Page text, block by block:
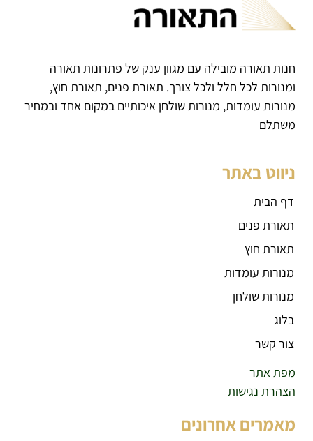
חנות תאורה מובילה עם מגוון ענק של פתרונות תאורה
ומנורות לכל חלל ולכל צורך. תאורת פנים, תאורת חוץ,
מנורות עומדות, מנורות שולחן איכותיים במקום אחד ובמחיר
משתלם
ניווט באתר
דף הבית
תאורת פנים
תאורת חוץ
מנורות עומדות
מנורות שולחן
בלוג
צור קשר
מפת אתר
הצהרת נגישות
מאמרים אחרונים